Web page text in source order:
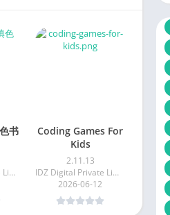
书
IDZ Digital Private Limited
Coding Games For
Kids
2.11.13
IDZ Digital Private Limited
2026-06-12